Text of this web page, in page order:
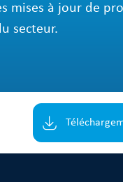
mises à jour de
secteur.